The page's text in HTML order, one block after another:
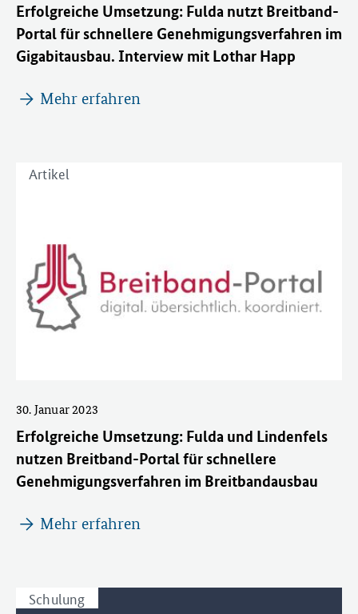
Erfolgreiche Umsetzung: Fulda nutzt Breitband-
Portal für schnellere Genehmigungsverfahren im
Gigabitausbau. Interview mit Lothar Happ
Mehr erfahren
Artikel
Erfolgreiche Umsetzung: Fulda und Lindenfels
nutzen Breitband-Portal für schnellere
Genehmigungsverfahren im Breitbandausbau
30. Januar 2023
Mehr erfahren
Schulung